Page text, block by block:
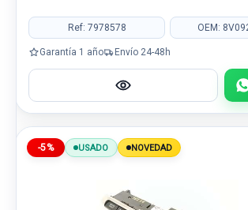
Ref: 7978578 OEM:
Garantía 1 año Envío 24-48h
-5% USADO NOVEDAD